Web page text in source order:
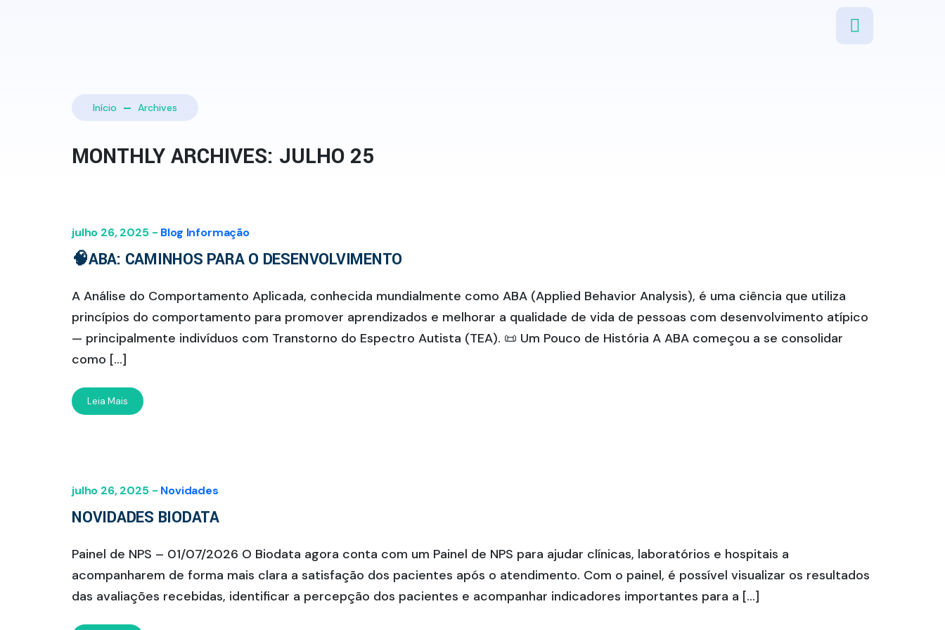
Início Archives
MONTHLY ARCHIVES: JULHO 25
julho 26, 2025 - Blog Informação
🧠ABA: CAMINHOS PARA O DESENVOLVIMENTO
A Análise do Comportamento Aplicada, conhecida mundialmente como ABA (Applied Behavior Analysis), é uma ciência que utiliza
princípios do comportamento para promover aprendizados e melhorar a qualidade de vida de pessoas com desenvolvimento atípico
— principalmente indivíduos com Transtorno do Espectro Autista (TEA). 📜 Um Pouco de História A ABA começou a se consolidar
como […]
Leia Mais
julho 26, 2025 - Novidades
NOVIDADES BIODATA
Painel de NPS – 01/07/2026 O Biodata agora conta com um Painel de NPS para ajudar clínicas, laboratórios e hospitais a
acompanharem de forma mais clara a satisfação dos pacientes após o atendimento. Com o painel, é possível visualizar os resultados
das avaliações recebidas, identificar a percepção dos pacientes e acompanhar indicadores importantes para a […]